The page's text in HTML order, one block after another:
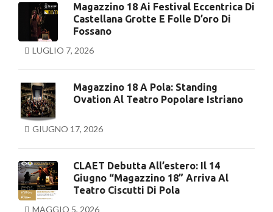
Magazzino 18 Ai Festival Eccentrica Di
Castellana Grotte E Folle D’oro Di
Fossano
LUGLIO 7, 2026
Magazzino 18 A Pola: Standing
Ovation Al Teatro Popolare Istriano
GIUGNO 17, 2026
CLAET Debutta All’estero: Il 14
Giugno “Magazzino 18” Arriva Al
Teatro Ciscutti Di Pola
MAGGIO 5, 2026